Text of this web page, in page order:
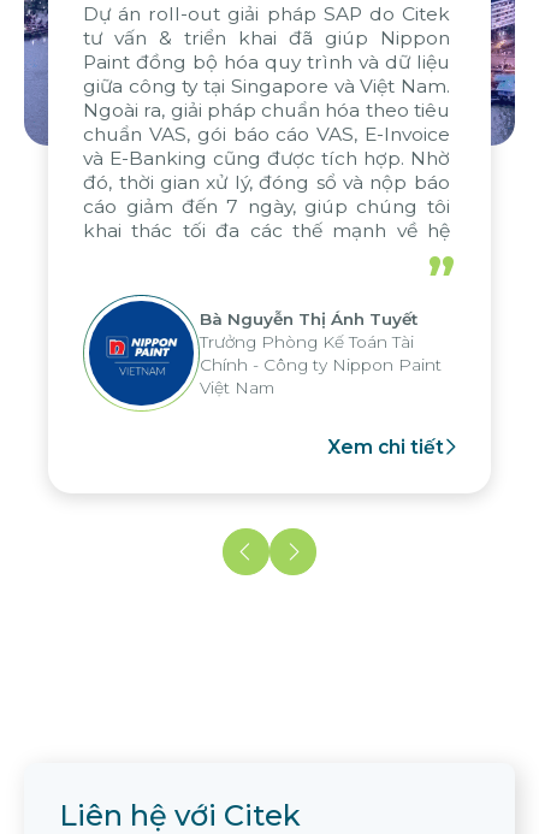
pháp SAP do Citek
đã giúp Nippon
quy trình và dữ liệu
và Việt Nam.
chuẩn hóa theo tiêu
cáo VAS, E-Invoice
được tích hợp. Nhờ
đóng sổ và nộp báo
ngày, giúp chúng tôi
các thế mạnh về hệ
Thị Ánh Tuyết
Phòng Kế Toán Tài
- Công ty Nippon Paint
Chúng tôi rất hài
dự án và có niềm
đáp ứng các tiêu
nỗ lực phối hợp
biệt từ WBG và
chứng tiêu biểu.
cảm ơn chân thành
kỹ năng xuất sắc
vấn và triển khai
bởi sự cống hiến
ngừng nghỉ. Trong
hy vọng sẽ duy trì
sắp tới.
Liên hệ với Citek